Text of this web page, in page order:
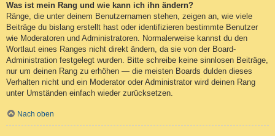
Was ist mein Rang und wie kann ich ihn ändern?
Ränge, die unter deinem Benutzernamen stehen, zeigen an, wie viele
Beiträge du bislang erstellt hast oder identifizieren bestimmte Benutzer
wie Moderatoren und Administratoren. Normalerweise kannst du den
Wortlaut eines Ranges nicht direkt ändern, da sie von der Board-
Administration festgelegt wurden. Bitte schreibe keine sinnlosen Beiträge,
nur um deinen Rang zu erhöhen — die meisten Boards dulden dieses
Verhalten nicht und ein Moderator oder Administrator wird deinen Rang
unter Umständen einfach wieder zurücksetzen.
Nach oben